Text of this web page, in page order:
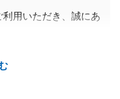
用いただき、誠にあ